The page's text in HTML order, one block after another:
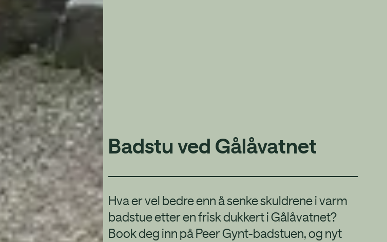
Badstu ved Gålåvatnet
Hva er vel bedre enn å senke skuldrene i varm
badstue etter en frisk dukkert i Gålåvatnet?
Book deg inn på Peer Gynt-badstuen, og nyt